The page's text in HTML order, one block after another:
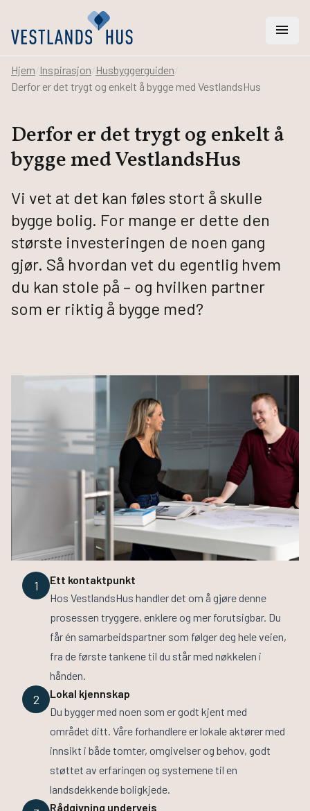
menu
Vi hjelper deg med
Hus
Rehabilitering
Arkitekt- og ingeniørtjenester
Svanemerket hus
Bygge hus
Bestill katalog
Inspirasjon
Samarbeidspartnere
Finn informasjon
Bli forhandler
Om VestlandsHus
Visjon og verdier
Jobb med oss
Hjem Inspirasjon Husbyggerguiden
Derfor er det trygt og enkelt å bygge med VestlandsHus
Derfor er det trygt og enkelt å
bygge med VestlandsHus
Vi vet at det kan føles stort å skulle
bygge bolig. For mange er dette den
største investeringen de noen gang
gjør. Så hvordan vet du egentlig hvem
du kan stole på – og hvilken partner
som er riktig å bygge med?
1
Ett kontaktpunkt
Hos VestlandsHus handler det om å gjøre denne
prosessen tryggere, enklere og mer forutsigbar. Du
får én samarbeidspartner som følger deg hele veien,
fra de første tankene til du står med nøkkelen i
hånden.
2
Lokal kjennskap
Du bygger med noen som er godt kjent med
området ditt. Våre forhandlere er lokale aktører med
innsikt i både tomter, omgivelser og behov, godt
støttet av erfaringen og systemene til en
landsdekkende boligkjede.
Rådgivning underveis